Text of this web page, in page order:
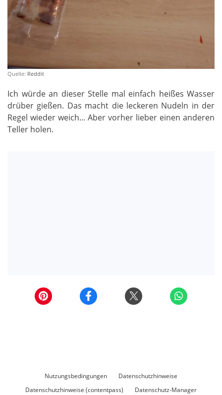
Quelle: Reddit
Ich würde an dieser Stelle mal einfach heißes Wasser
drüber gießen. Das macht die leckeren Nudeln in der
Regel wieder weich... Aber vorher lieber einen anderen
Teller holen.
Nutzungsbedingungen
Datenschutzhinweise
Datenschutzhinweise (contentpass)
Datenschutz-Manager